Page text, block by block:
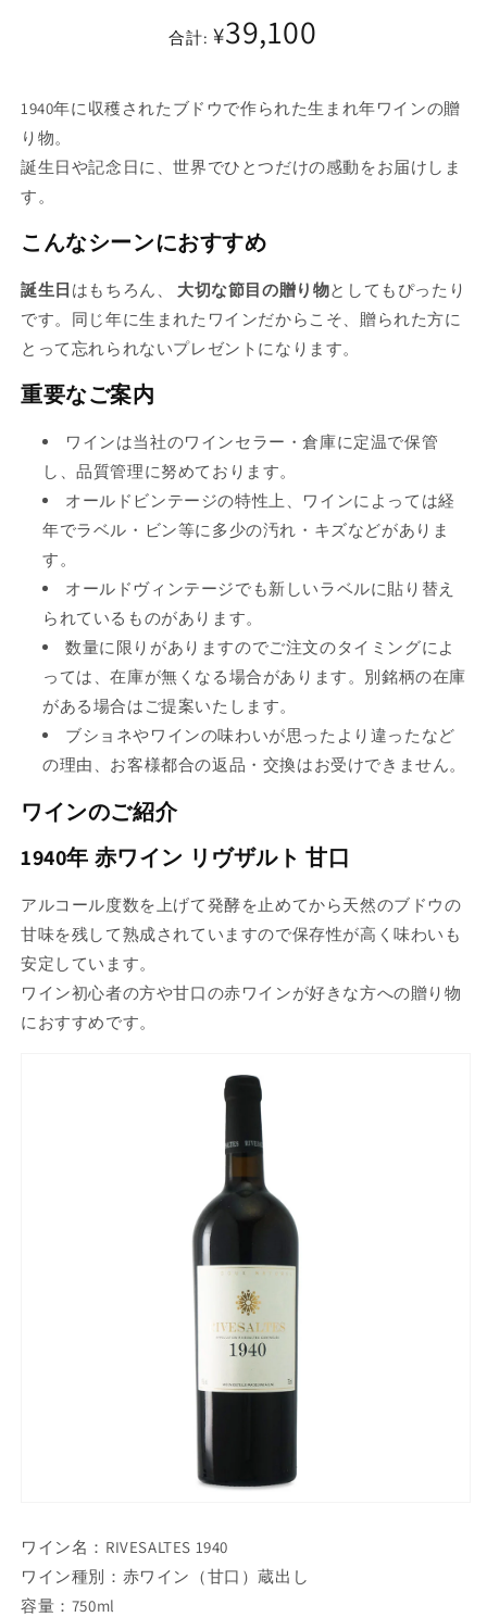
ョ
は
り
れ
て
い
る
販
売
で
き
せ
ん
合計: ¥39,100
1940年に収穫されたブドウで作られた生まれ年ワインの贈
り物。
誕生日や記念日に、世界でひとつだけの感動をお届けしま
す。
こんなシーンにおすすめ
誕生日 はもちろん、 大切な節目の贈り物としてもぴったり
です。同じ年に生まれたワインだからこそ、贈られた方に
とって忘れられないプレゼントになります。
重要なご案内
ワインは当社のワインセラー・倉庫に定温で保管
し、品質管理に努めております。
オールドビンテージの特性上、ワインによっては経
年でラベル・ビン等に多少の汚れ・キズなどがありま
す。
オールドヴィンテージでも新しいラベルに貼り替え
られているものがあります。
数量に限りがありますのでご注文のタイミングによ
っては、在庫が無くなる場合があります。別銘柄の在庫
がある場合はご提案いたします。
ブショネやワインの味わいが思ったより違ったなど
の理由、お客様都合の返品・交換はお受けできません。
ワインのご紹介
1940年 赤ワイン リヴザルト 甘口
アルコール度数を上げて発酵を止めてから天然のブドウの
甘味を残して熟成されていますので保存性が高く味わいも
安定しています。
ワイン初心者の方や甘口の赤ワインが好きな方への贈り物
におすすめです。
ワイン名：RIVESALTES 1940
ワイン種別：赤ワイン（甘口）蔵出し
容量：750ml